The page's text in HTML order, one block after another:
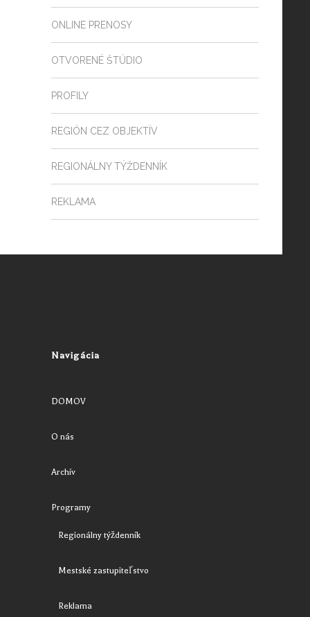
ONLINE PRENOSY
OTVORENÉ ŠTÚDIO
PROFILY
REGIÓN CEZ OBJEKTÍV
REGIONÁLNY TÝŽDENNÍK
REKLAMA
Navigácia
DOMOV
O nás
Archív
Programy
Regionálny týždenník
Mestské zastupiteľstvo
Reklama